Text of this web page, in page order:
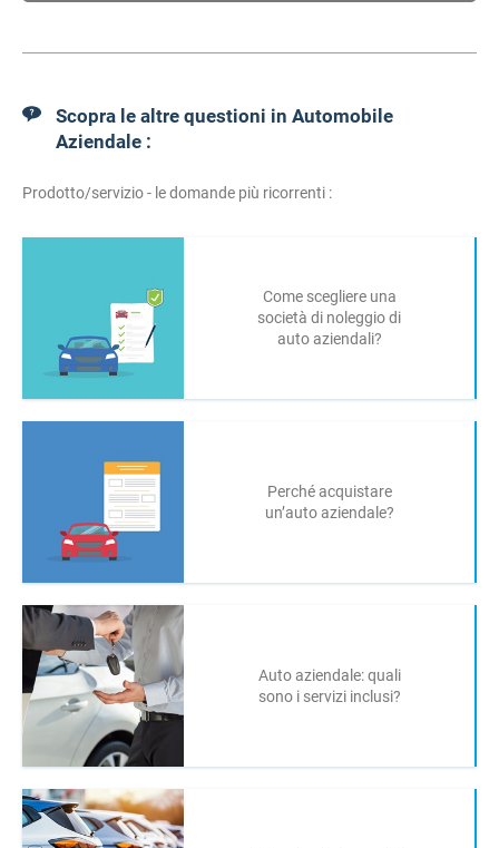
Scopra le altre questioni in Automobile
Aziendale :
Prodotto/servizio - le domande più ricorrenti :
Come scegliere una
società di noleggio di
auto aziendali?
Perché acquistare
un’auto aziendale?
Auto aziendale: quali
sono i servizi inclusi?